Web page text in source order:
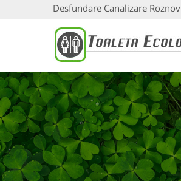
Desfundare Canalizare Roznov